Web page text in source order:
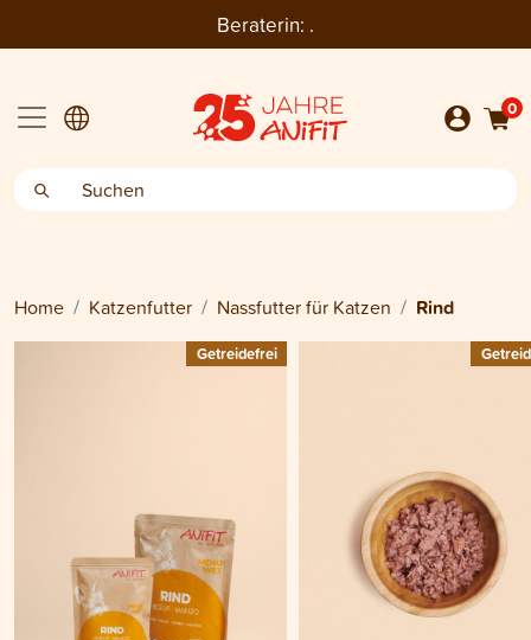
Beraterin: .
0
Home Katzenfutter Nassfutter für Katzen Rind
Getreidefrei